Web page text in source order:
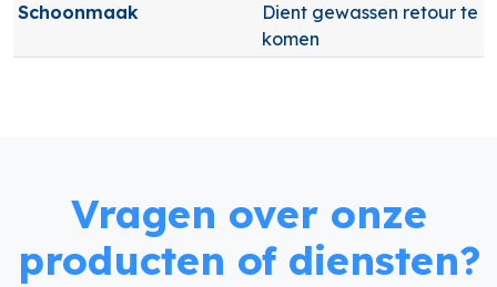
Schoonmaak
Dient gewassen retour te
komen
Vragen over onze
producten of diensten?